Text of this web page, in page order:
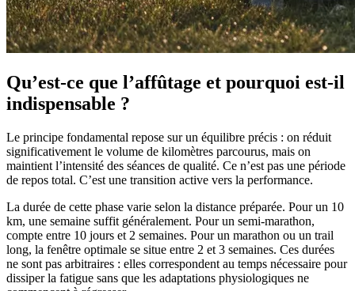
Qu’est-ce que l’affûtage et pourquoi est-il
indispensable ?
Le principe fondamental repose sur un équilibre précis : on réduit
significativement le volume de kilomètres parcourus, mais on
maintient l’intensité des séances de qualité. Ce n’est pas une période
de repos total. C’est une transition active vers la performance.
La durée de cette phase varie selon la distance préparée. Pour un 10
km, une semaine suffit généralement. Pour un semi-marathon,
compte entre 10 jours et 2 semaines. Pour un marathon ou un trail
long, la fenêtre optimale se situe entre 2 et 3 semaines. Ces durées
ne sont pas arbitraires : elles correspondent au temps nécessaire pour
dissiper la fatigue sans que les adaptations physiologiques ne